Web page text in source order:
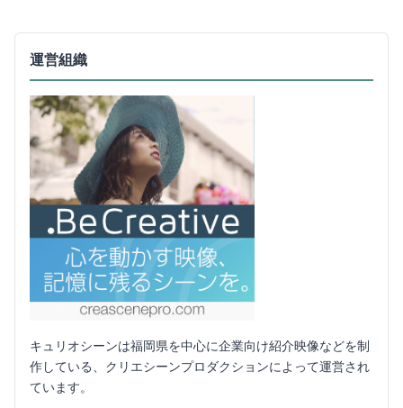
運営組織
キュリオシーンは福岡県を中心に企業向け紹介映像などを制
作している、クリエシーンプロダクションによって運営され
ています。